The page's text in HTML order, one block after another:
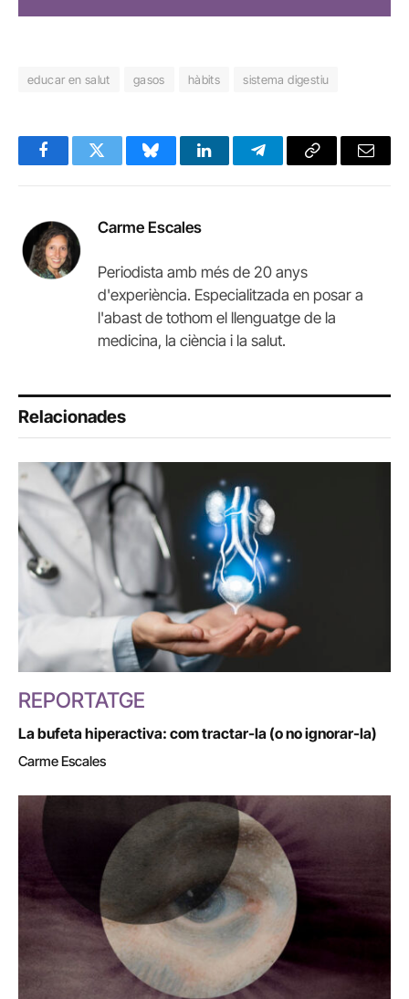
educar en salut gasos hàbits sistema digestiu
FacebookTwitter BlueskyLinkedInTelegramCopy
Email
Carme Escales
Periodista amb més de 20 anys
d'experiència. Especialitzada en posar a
l'abast de tothom el llenguatge de la
medicina, la ciència i la salut.
Relacionades
REPORTATGE
La bufeta hiperactiva: com tractar-la (o no ignorar-la)
Carme Escales